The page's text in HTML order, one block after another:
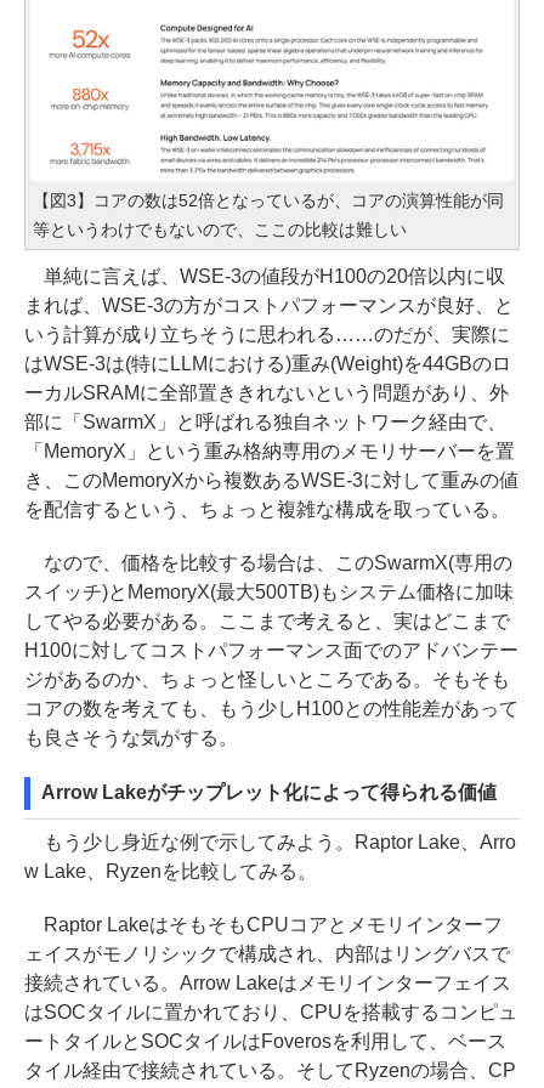
【図3】コアの数は52倍となっているが、コアの演算性能が同
等というわけでもないので、ここの比較は難しい
単純に言えば、WSE-3の値段がH100の20倍以内に収
まれば、WSE-3の方がコストパフォーマンスが良好、と
いう計算が成り立ちそうに思われる……のだが、実際に
はWSE-3は(特にLLMにおける)重み(Weight)を44GBのロ
ーカルSRAMに全部置ききれないという問題があり、外
部に「SwarmX」と呼ばれる独自ネットワーク経由で、
「MemoryX」という重み格納専用のメモリサーバーを置
き、このMemoryXから複数あるWSE-3に対して重みの値
を配信するという、ちょっと複雑な構成を取っている。
なので、価格を比較する場合は、このSwarmX(専用の
スイッチ)とMemoryX(最大500TB)もシステム価格に加味
してやる必要がある。ここまで考えると、実はどこまで
H100に対してコストパフォーマンス面でのアドバンテー
ジがあるのか、ちょっと怪しいところである。そもそも
コアの数を考えても、もう少しH100との性能差があって
も良さそうな気がする。
Arrow Lakeがチップレット化によって得られる価値
もう少し身近な例で示してみよう。Raptor Lake、Arro
w Lake、Ryzenを比較してみる。
Raptor LakeはそもそもCPUコアとメモリインターフ
ェイスがモノリシックで構成され、内部はリングバスで
接続されている。Arrow Lakeはメモリインターフェイス
はSOCタイルに置かれており、CPUを搭載するコンピュ
ートタイルとSOCタイルはFoverosを利用して、ベース
タイル経由で接続されている。そしてRyzenの場合、CP